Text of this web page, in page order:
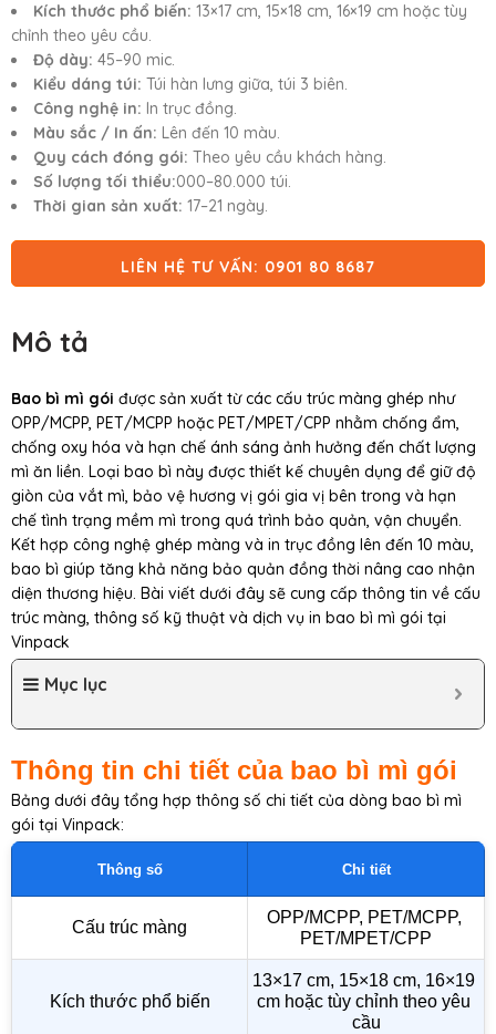
Kích thước phổ biến: 13×17 cm, 15×18 cm, 16×19 cm hoặc tùy
chỉnh theo yêu cầu.
Độ dày: 45–90 mic.
Kiểu dáng túi: Túi hàn lưng giữa, túi 3 biên.
Công nghệ in: In trục đồng.
Màu sắc / In ấn: Lên đến 10 màu.
Quy cách đóng gói: Theo yêu cầu khách hàng.
Số lượng tối thiểu:000–80.000 túi.
Thời gian sản xuất: 17–21 ngày.
LIÊN HỆ TƯ VẤN: 0901 80 8687
Mô tả
Bao bì mì gói được sản xuất từ các cấu trúc màng ghép như
OPP/MCPP, PET/MCPP hoặc PET/MPET/CPP nhằm chống ẩm,
chống oxy hóa và hạn chế ánh sáng ảnh hưởng đến chất lượng
mì ăn liền. Loại bao bì này được thiết kế chuyên dụng để giữ độ
giòn của vắt mì, bảo vệ hương vị gói gia vị bên trong và hạn
chế tình trạng mềm mì trong quá trình bảo quản, vận chuyển.
Kết hợp công nghệ ghép màng và in trục đồng lên đến 10 màu,
bao bì giúp tăng khả năng bảo quản đồng thời nâng cao nhận
diện thương hiệu. Bài viết dưới đây sẽ cung cấp thông tin về cấu
trúc màng, thông số kỹ thuật và dịch vụ in bao bì mì gói tại
Vinpack
Mục lục
Thông tin chi tiết của bao bì mì gói
Bảng dưới đây tổng hợp thông số chi tiết của dòng bao bì mì
gói tại Vinpack:
Thông số Chi tiết
Cấu trúc màng
OPP/MCPP, PET/MCPP,
PET/MPET/CPP
Kích thước phổ biến
13×17 cm, 15×18 cm, 16×19
cm hoặc tùy chỉnh theo yêu
cầu